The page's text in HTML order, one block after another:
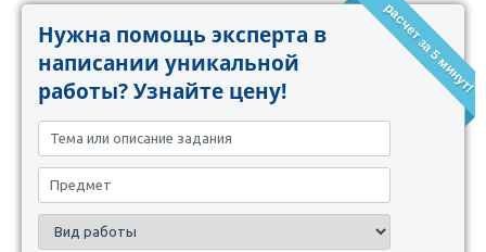
расчет за 5 минут!
Нужна помощь эксперта в
написании уникальной
работы? Узнайте цену!